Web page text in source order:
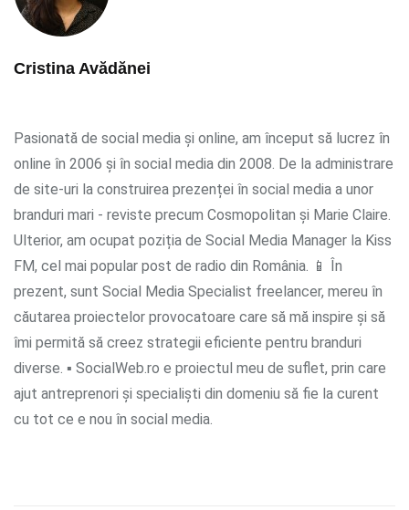
Cristina Avădănei
Pasionată de social media și online, am început să lucrez în
online în 2006 și în social media din 2008. De la administrare
de site-uri la construirea prezenței în social media a unor
branduri mari - reviste precum Cosmopolitan și Marie Claire.
Ulterior, am ocupat poziția de Social Media Manager la Kiss
FM, cel mai popular post de radio din România. 📱 În
prezent, sunt Social Media Specialist freelancer, mereu în
căutarea proiectelor provocatoare care să mă inspire și să
îmi permită să creez strategii eficiente pentru branduri
diverse. ▪ SocialWeb.ro e proiectul meu de suflet, prin care
ajut antreprenori și specialiști din domeniu să fie la curent
cu tot ce e nou în social media.